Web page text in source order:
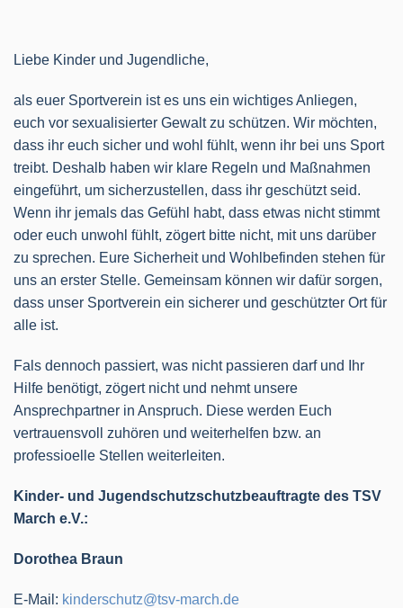
Liebe Kinder und Jugendliche,
als euer Sportverein ist es uns ein wichtiges Anliegen,
euch vor sexualisierter Gewalt zu schützen. Wir möchten,
dass ihr euch sicher und wohl fühlt, wenn ihr bei uns Sport
treibt. Deshalb haben wir klare Regeln und Maßnahmen
eingeführt, um sicherzustellen, dass ihr geschützt seid.
Wenn ihr jemals das Gefühl habt, dass etwas nicht stimmt
oder euch unwohl fühlt, zögert bitte nicht, mit uns darüber
zu sprechen. Eure Sicherheit und Wohlbefinden stehen für
uns an erster Stelle. Gemeinsam können wir dafür sorgen,
dass unser Sportverein ein sicherer und geschützter Ort für
alle ist.
Fals dennoch passiert, was nicht passieren darf und Ihr
Hilfe benötigt, zögert nicht und nehmt unsere
Ansprechpartner in Anspruch. Diese werden Euch
vertrauensvoll zuhören und weiterhelfen bzw. an
professioelle Stellen weiterleiten.
Kinder- und Jugendschutzschutzbeauftragte des TSV
March e.V.:
Dorothea Braun
E-Mail: kinderschutz@tsv-march.de